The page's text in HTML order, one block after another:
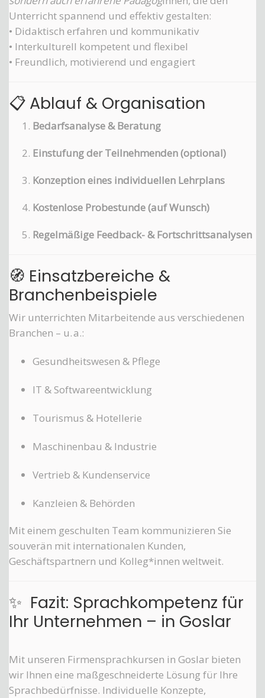
Unterricht spannend und effektiv gestalten:
• Didaktisch erfahren und kommunikativ
• Interkulturell kompetent und flexibel
• Freundlich, motivierend und engagiert
📋 Ablauf & Organisation
Bedarfsanalyse & Beratung
Einstufung der Teilnehmenden (optional)
Konzeption eines individuellen Lehrplans
Kostenlose Probestunde (auf Wunsch)
Regelmäßige Feedback- & Fortschrittsanalysen
🧭 Einsatzbereiche &
Branchenbeispiele
Wir unterrichten Mitarbeitende aus verschiedenen
Branchen – u. a.:
Gesundheitswesen & Pflege
IT & Softwareentwicklung
Tourismus & Hotellerie
Maschinenbau & Industrie
Vertrieb & Kundenservice
Kanzleien & Behörden
Mit einem geschulten Team kommunizieren Sie
souverän mit internationalen Kunden,
Geschäftspartnern und Kolleg*innen weltweit.
✨ Fazit: Sprachkompetenz für
Ihr Unternehmen – in Goslar
Mit unseren Firmensprachkursen in Goslar bieten
wir Ihnen eine maßgeschneiderte Lösung für Ihre
Sprachbedürfnisse. Individuelle Konzepte,